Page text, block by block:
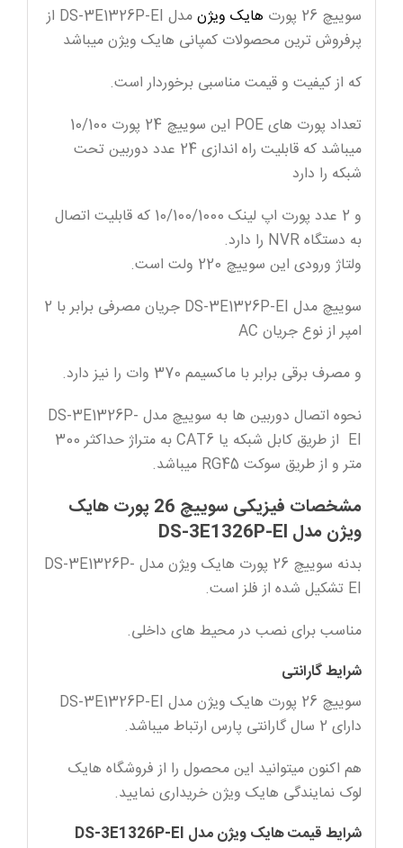
سوییچ 26 پورت هایک ویژن
مدل DS-3E1326P-EI از
پرفروش ترین محصولات کمپانی هایک ویژن میباشد
که از کیفیت و قیمت مناسبی برخوردار است.
تعداد پورت های POE این سوییچ 24 پورت 10/100
میباشد که قابلیت راه اندازی 24 عدد دوربین تحت
شبکه را دارد
و 2 عدد پورت اپ لینک 10/100/1000 که قابلیت اتصال
به دستگاه NVR را دارد.
ولتاژ ورودی این سوییچ 220 ولت است.
سوییچ مدل DS-3E1326P-EI جریان مصرفی برابر با 2
امپر از نوع جریان AC
و مصرف برقی برابر با ماکسیمم 370 وات را نیز دارد.
نحوه اتصال دوربین ها به سوییچ مدل DS-3E1326P-
EI از طریق کابل شبکه یا CAT6 به متراژ حداکثر 300
متر و از طریق سوکت RG45 میباشد.
مشخصات فیزیکی سوییچ 26 پورت هایک
ویژن مدل DS-3E1326P-EI
بدنه سوییچ 26 پورت هایک ویژن مدل DS-3E1326P-
EI تشکیل شده از فلز است.
مناسب برای نصب در محیط های داخلی.
شرایط گارانتی
سوییچ 26 پورت هایک ویژن مدل DS-3E1326P-EI
دارای 2 سال گارانتی پارس ارتباط میباشد.
هم اکنون میتوانید این محصول را از فروشگاه هایک
لوک نمایندگی هایک ویژن خریداری نمایید.
شرایط قیمت هایک ویژن مدل DS-3E1326P-EI